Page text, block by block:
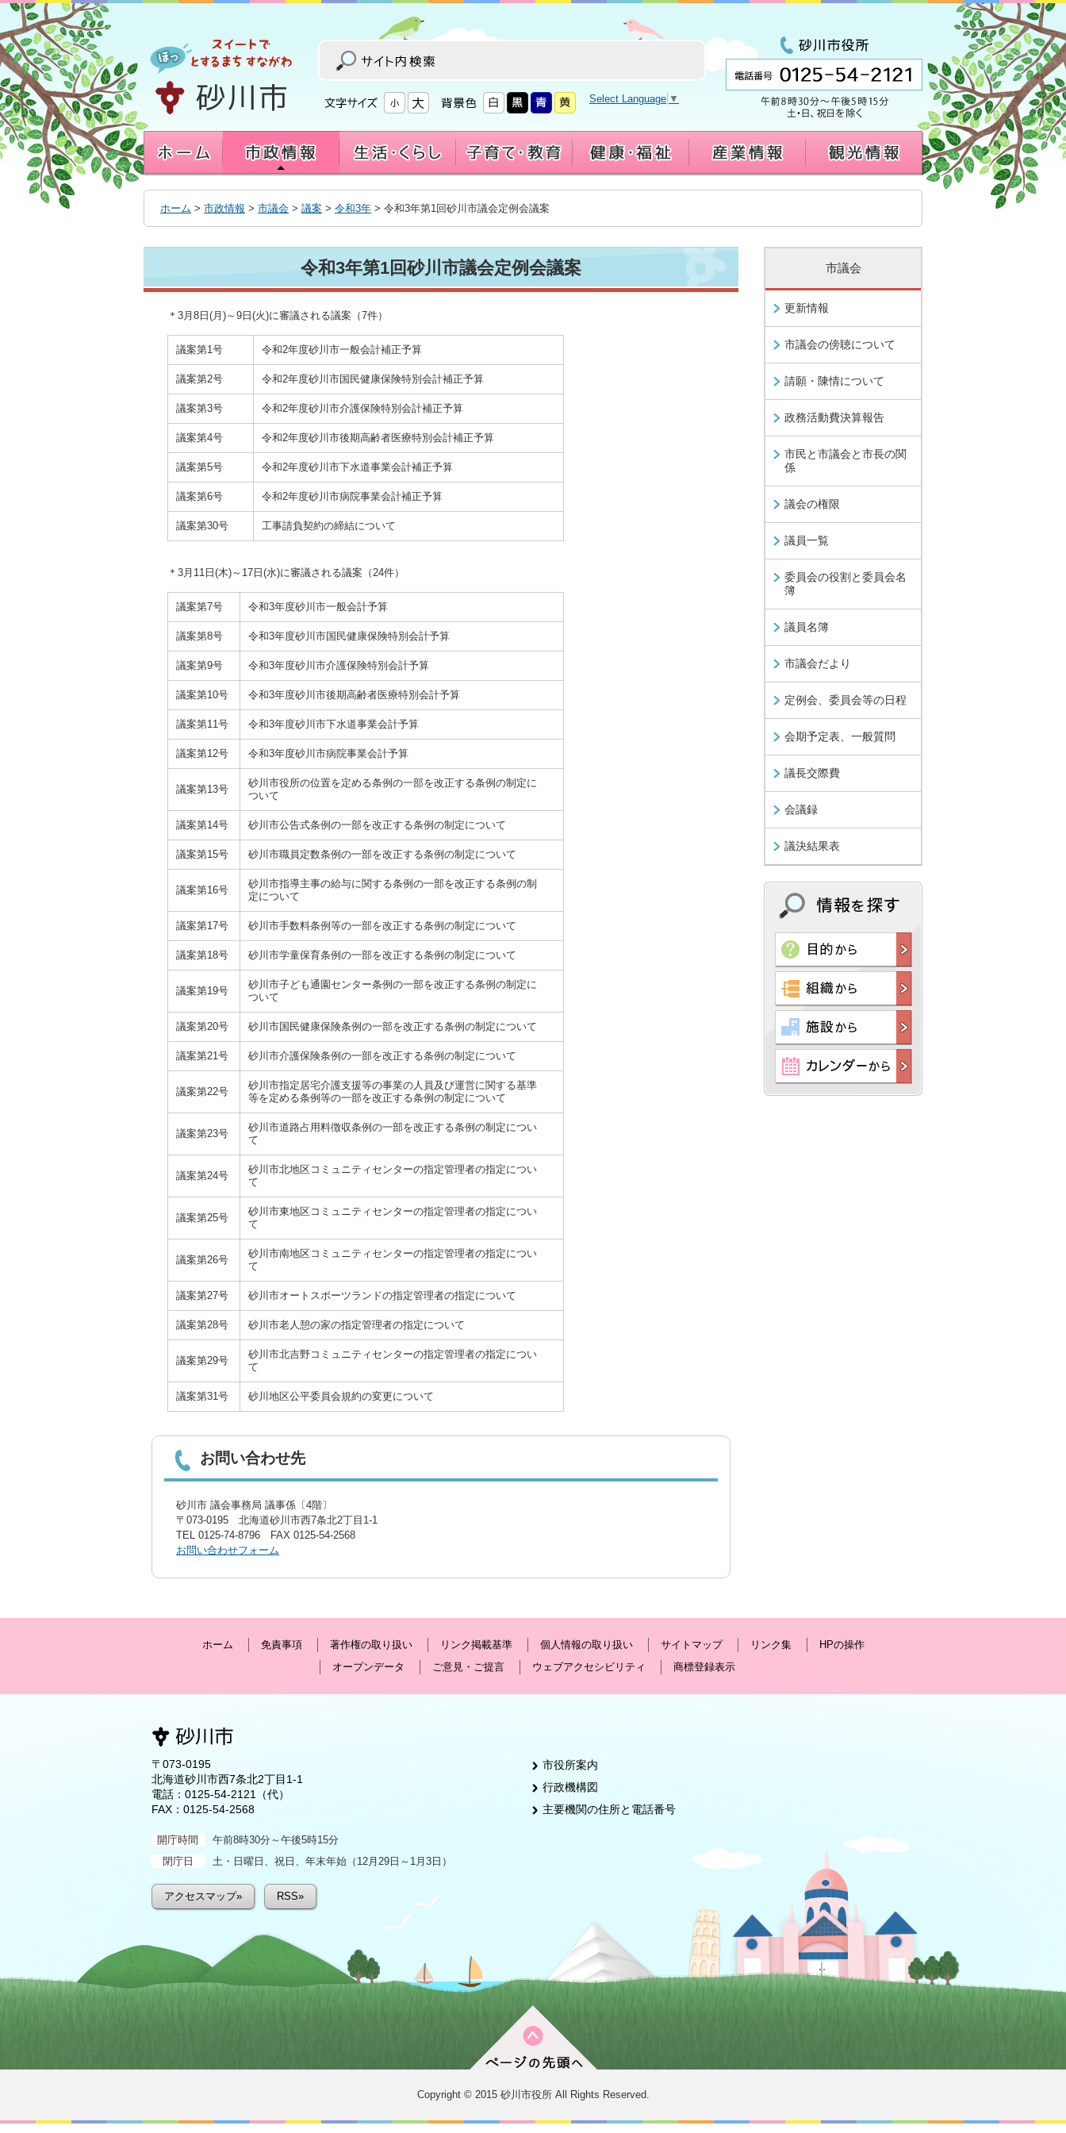
へ
移
動
す
る
Select Language ▼
ホーム > 市政情報 > 市議会 > 議案 > 令和3年 > 令和3年第1回砂川市議会定例会議案
令和3年第1回砂川市議会定例会議案
＊3月8日(月)～9日(火)に審議される議案（7件）
議案第1号 令和2年度砂川市一般会計補正予算
議案第2号 令和2年度砂川市国民健康保険特別会計補正予算
議案第3号 令和2年度砂川市介護保険特別会計補正予算
議案第4号 令和2年度砂川市後期高齢者医療特別会計補正予算
議案第5号 令和2年度砂川市下水道事業会計補正予算
議案第6号 令和2年度砂川市病院事業会計補正予算
議案第30号 工事請負契約の締結について
＊3月11日(木)～17日(水)に審議される議案（24件）
議案第7号 令和3年度砂川市一般会計予算
議案第8号 令和3年度砂川市国民健康保険特別会計予算
議案第9号 令和3年度砂川市介護保険特別会計予算
議案第10号 令和3年度砂川市後期高齢者医療特別会計予算
議案第11号 令和3年度砂川市下水道事業会計予算
議案第12号 令和3年度砂川市病院事業会計予算
議案第13号
砂川市役所の位置を定める条例の一部を改正する条例の制定に
ついて
議案第14号 砂川市公告式条例の一部を改正する条例の制定について
議案第15号 砂川市職員定数条例の一部を改正する条例の制定について
議案第16号
砂川市指導主事の給与に関する条例の一部を改正する条例の制
定について
議案第17号 砂川市手数料条例等の一部を改正する条例の制定について
議案第18号 砂川市学童保育条例の一部を改正する条例の制定について
議案第19号
砂川市子ども通園センター条例の一部を改正する条例の制定に
ついて
議案第20号 砂川市国民健康保険条例の一部を改正する条例の制定について
議案第21号 砂川市介護保険条例の一部を改正する条例の制定について
議案第22号
砂川市指定居宅介護支援等の事業の人員及び運営に関する基準
等を定める条例等の一部を改正する条例の制定について
議案第23号
砂川市道路占用料徴収条例の一部を改正する条例の制定につい
て
議案第24号
砂川市北地区コミュニティセンターの指定管理者の指定につい
て
議案第25号
砂川市東地区コミュニティセンターの指定管理者の指定につい
て
議案第26号
砂川市南地区コミュニティセンターの指定管理者の指定につい
て
議案第27号 砂川市オートスポーツランドの指定管理者の指定について
議案第28号 砂川市老人憩の家の指定管理者の指定について
議案第29号
砂川市北吉野コミュニティセンターの指定管理者の指定につい
て
議案第31号 砂川地区公平委員会規約の変更について
お問い合わせ先
砂川市 議会事務局 議事係〔4階〕
〒073-0195 北海道砂川市西7条北2丁目1-1
TEL 0125-74-8796 FAX 0125-54-2568
お問い合わせフォーム
市議会
更新情報
市議会の傍聴について
請願・陳情について
政務活動費決算報告
市民と市議会と市長の関
係
議会の権限
議員一覧
委員会の役割と委員会名
簿
議員名簿
市議会だより
定例会、委員会等の日程
会期予定表、一般質問
議長交際費
会議録
議決結果表
ホーム 免責事項 著作権の取り扱い リンク掲載基準 個人情報の取り扱い サイトマップ リンク集
HPの操作
オープンデータ
ご意見・ご提言 ウェブアクセシビリティ 商標登録表示
〒073-0195
北海道砂川市西7条北2丁目1-1
電話： 0125-54-2121
（代）
FAX：0125-54-2568
開庁時間
午前8時30分～午後5時15分
閉庁日
土・日曜日、祝日、年末年始（12月29日～1月3日）
アクセスマップ» RSS»
市役所案内
行政機構図
主要機関の住所と電話番号
Copyright © 2015 砂川市役所 All Rights Reserved.